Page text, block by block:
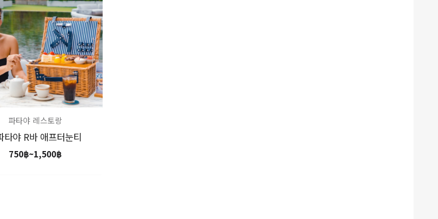
파타야 레스토랑
타야 R바 애프터눈티
750฿~1,500฿
위:
750฿~1,500฿